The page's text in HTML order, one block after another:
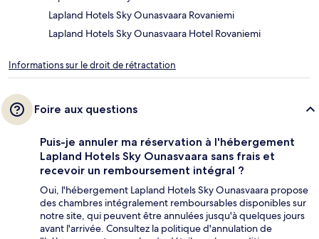
Lapland Hotels Sky Ounasvaara Rovaniemi
Lapland Hotels Sky Ounasvaara Hotel Rovaniemi
Informations sur le droit de rétractation
Foire aux questions
Puis-je annuler ma réservation à l'hébergement
Lapland Hotels Sky Ounasvaara sans frais et
recevoir un remboursement intégral ?
Oui, l'hébergement Lapland Hotels Sky Ounasvaara propose
des chambres intégralement remboursables disponibles sur
notre site, qui peuvent être annulées jusqu'à quelques jours
avant l'arrivée. Consultez la politique d'annulation de